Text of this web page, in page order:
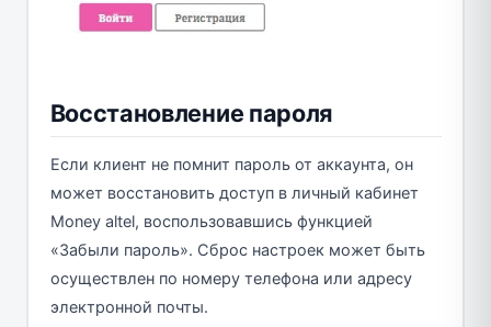
Восстановление пароля
Если клиент не помнит пароль от аккаунта, он
может восстановить доступ в личный кабинет
Money altel, воспользовавшись функцией
«Забыли пароль». Сброс настроек может быть
осуществлен по номеру телефона или адресу
электронной почты.